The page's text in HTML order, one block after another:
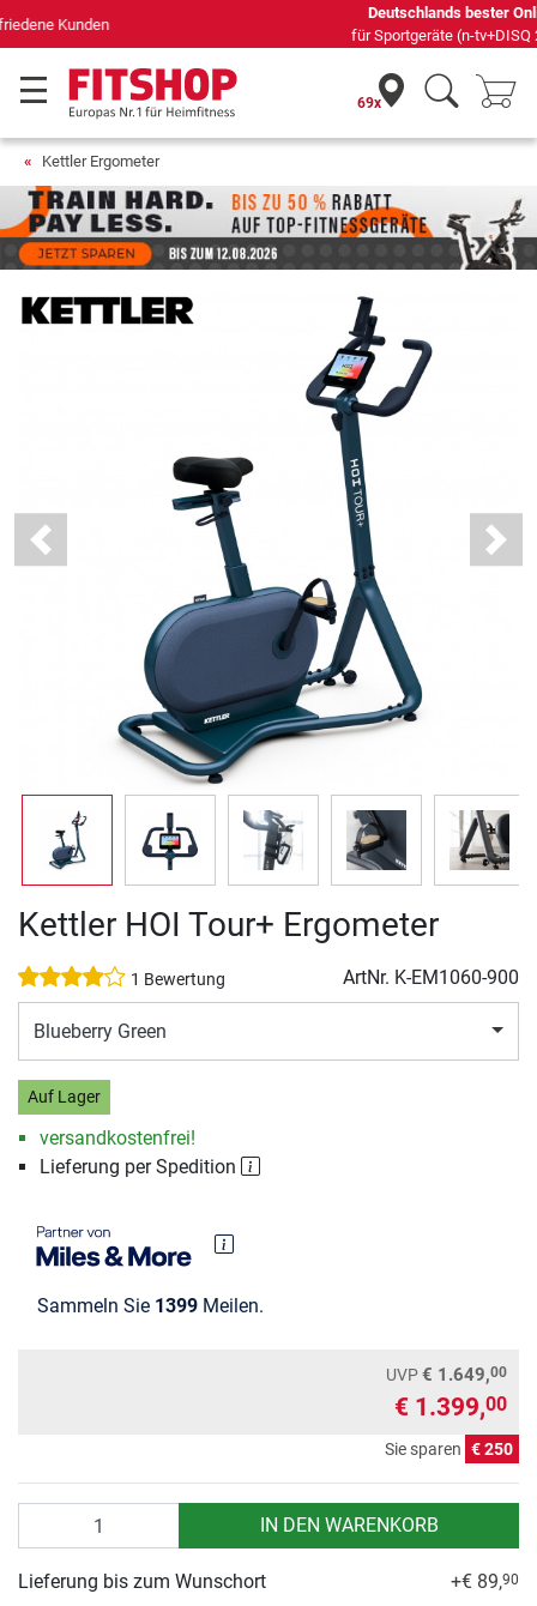
Deutschlands bester Online-Shop
für Sportgeräte (n-tv+DISQ 2016-2024)
69x
Kettler Ergometer
Previous Next
Kettler HOI Tour+ Ergometer
1 Bewertung ArtNr. K-EM1060-900
Blueberry Green
Auf Lager
versandkostenfrei!
Lieferung per Spedition
Sammeln Sie 1399 Meilen.
UVP€ 1.649,00
€ 1.399,00
Sie sparen € 250
IN DEN WARENKORB
Lieferung bis zum Wunschort +€ 89,90